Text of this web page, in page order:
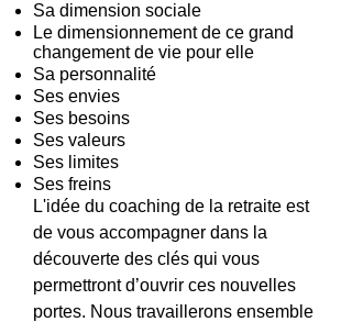
Sa dimension sociale
Le dimensionnement de ce grand
changement de vie pour elle
Sa personnalité
Ses envies
Ses besoins
Ses valeurs
Ses limites
Ses freins
L'idée du coaching de la retraite est
de vous accompagner dans la
découverte des clés qui vous
permettront d’ouvrir ces nouvelles
portes. Nous travaillerons ensemble